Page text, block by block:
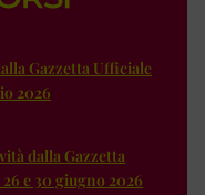
Gazzetta Ufficiale
2026
dalla Gazzetta
e 30 giugno 2026